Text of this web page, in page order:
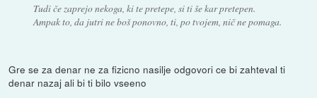
Tudi če zaprejo nekoga, ki te pretepe, si ti še kar pretepen.
Ampak to, da jutri ne boš ponovno, ti, po tvojem, nič ne pomaga.
Gre se za denar ne za fizicno nasilje odgovori ce bi zahteval ti
denar nazaj ali bi ti bilo vseeno